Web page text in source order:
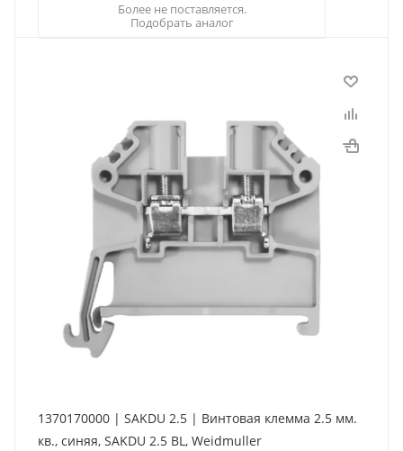
Более не поставляется.
Подобрать аналог
1370170000 | SAKDU 2.5 | Винтовая клемма 2.5 мм.
кв., синяя, SAKDU 2.5 BL, Weidmuller